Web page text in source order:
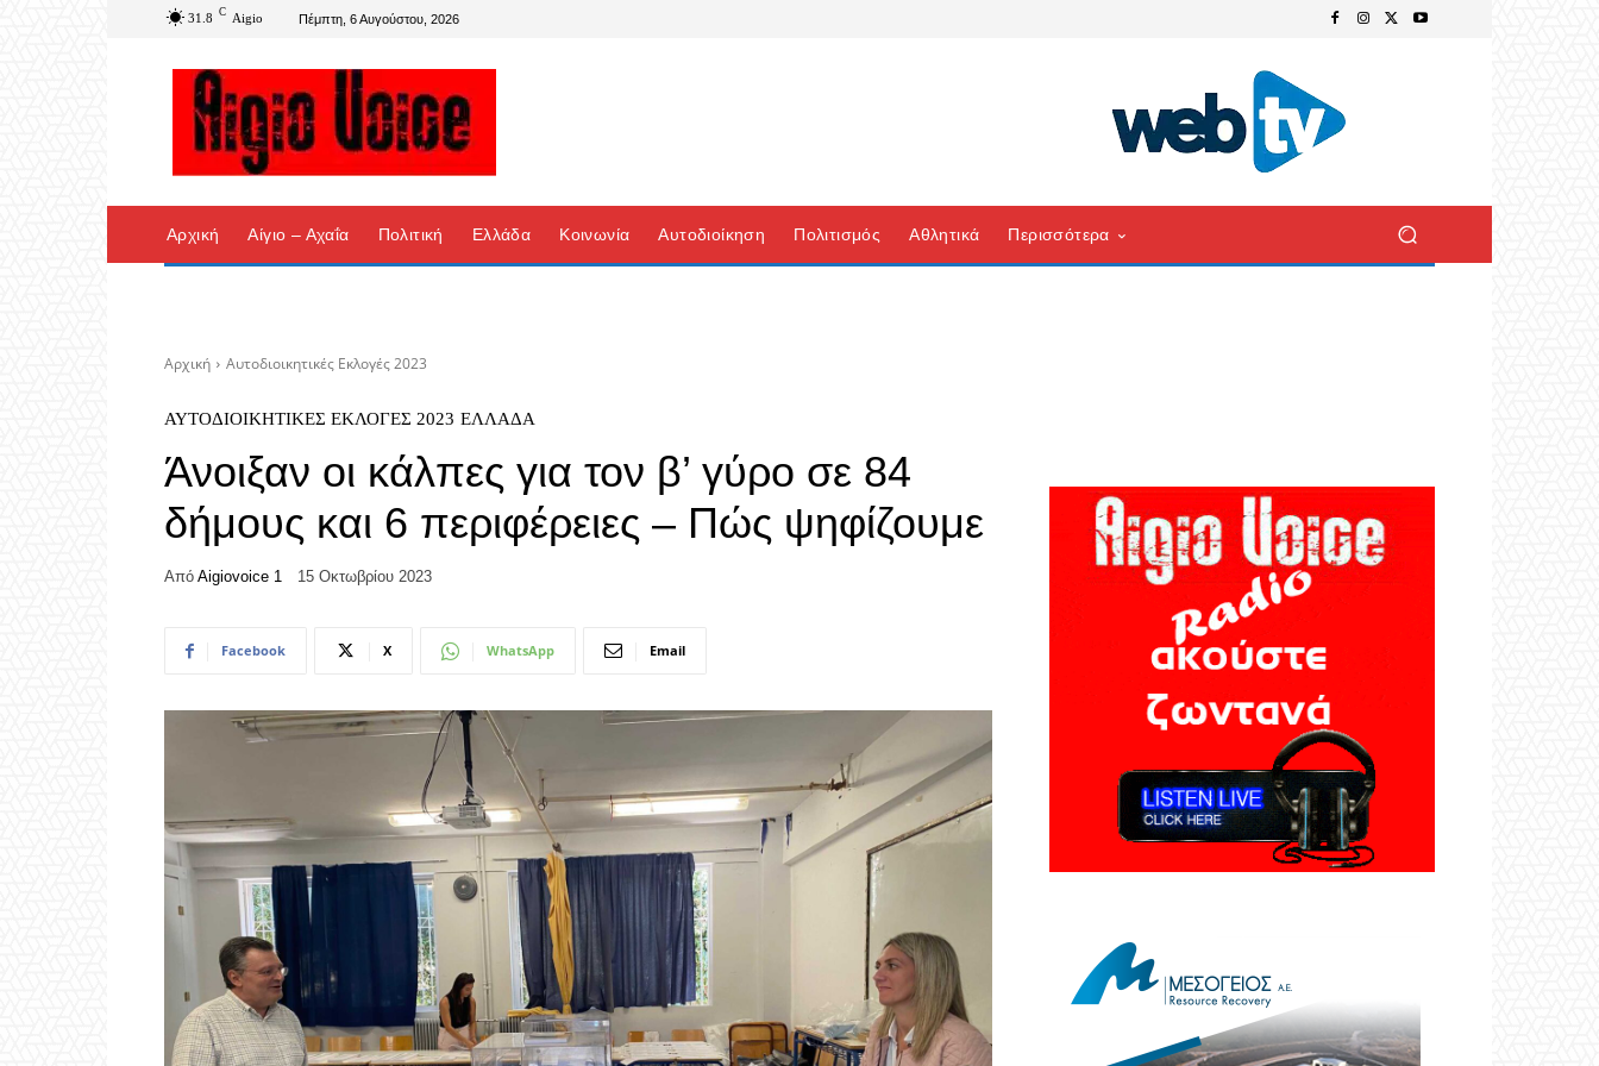
31.8 C Aigio Πέμπτη, 6 Αυγούστου, 2026
Αρχική Αίγιο – Αχαΐα Πολιτική Ελλάδα Κοινωνία Αυτοδιοίκηση Πολιτισμός Αθλητικά Περισσότερα
Αρχική Αυτοδιοικητικές Εκλογές 2023
ΑΥΤΟΔΙΟΙΚΗΤΙΚΈΣ ΕΚΛΟΓΈΣ 2023 ΕΛΛΆΔΑ
Άνοιξαν οι κάλπες για τον β’ γύρο σε 84
δήμους και 6 περιφέρειες – Πώς ψηφίζουμε
Από Aigiovoice 1 15 Οκτωβρίου 2023
Facebook X WhatsApp Email